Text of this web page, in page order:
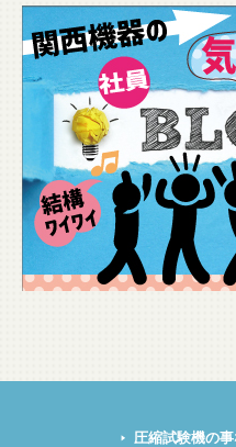
圧縮試験機の